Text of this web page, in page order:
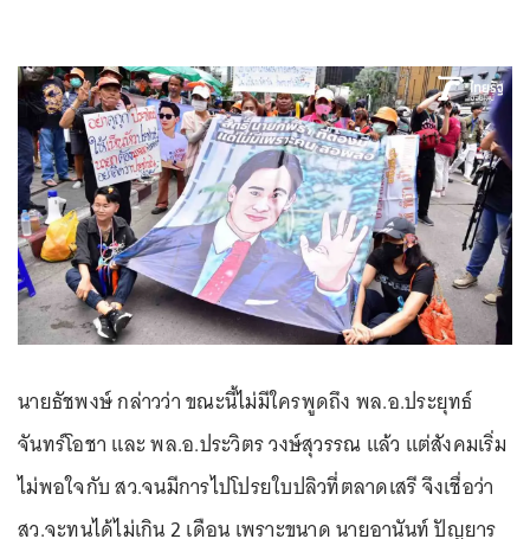
นายธัชพงษ์ กล่าวว่า ขณะนี้ไม่มีใครพูดถึง พล.อ.ประยุทธ์
จันทร์โอชา และ พล.อ.ประวิตร วงษ์สุวรรณ แล้ว แต่สังคมเริ่ม
ไม่พอใจกับ สว.จนมีการไปโปรยใบปลิวที่ตลาดเสรี จึงเชื่อว่า
สว.จะทนได้ไม่เกิน 2 เดือน เพราะขนาด นายอานันท์ ปัญยาร